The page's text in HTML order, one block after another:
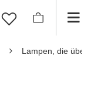
Lampen, die über